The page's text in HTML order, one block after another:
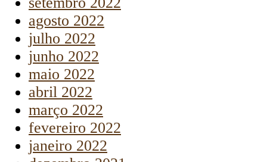
agosto 2022
julho 2022
junho 2022
maio 2022
abril 2022
março 2022
fevereiro 2022
janeiro 2022